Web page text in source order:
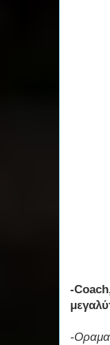
-
-